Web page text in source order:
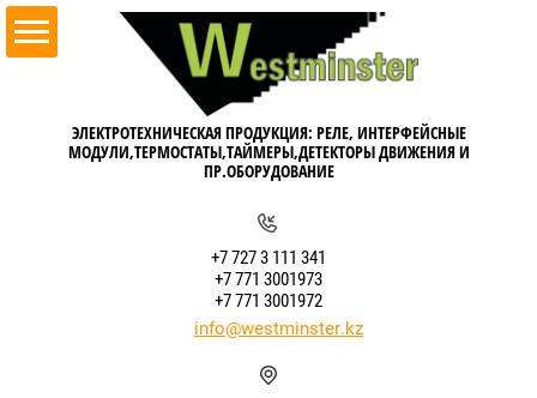
ЭЛЕКТРОТЕХНИЧЕСКАЯ ПРОДУКЦИЯ: РЕЛЕ, ИНТЕРФЕЙСНЫЕ
МОДУЛИ,ТЕРМОСТАТЫ,ТАЙМЕРЫ,ДЕТЕКТОРЫ ДВИЖЕНИЯ И
ПР.ОБОРУДОВАНИЕ
+7 727 3 111 341
+7 771 3001973
+7 771 3001972
info@westminster.kz